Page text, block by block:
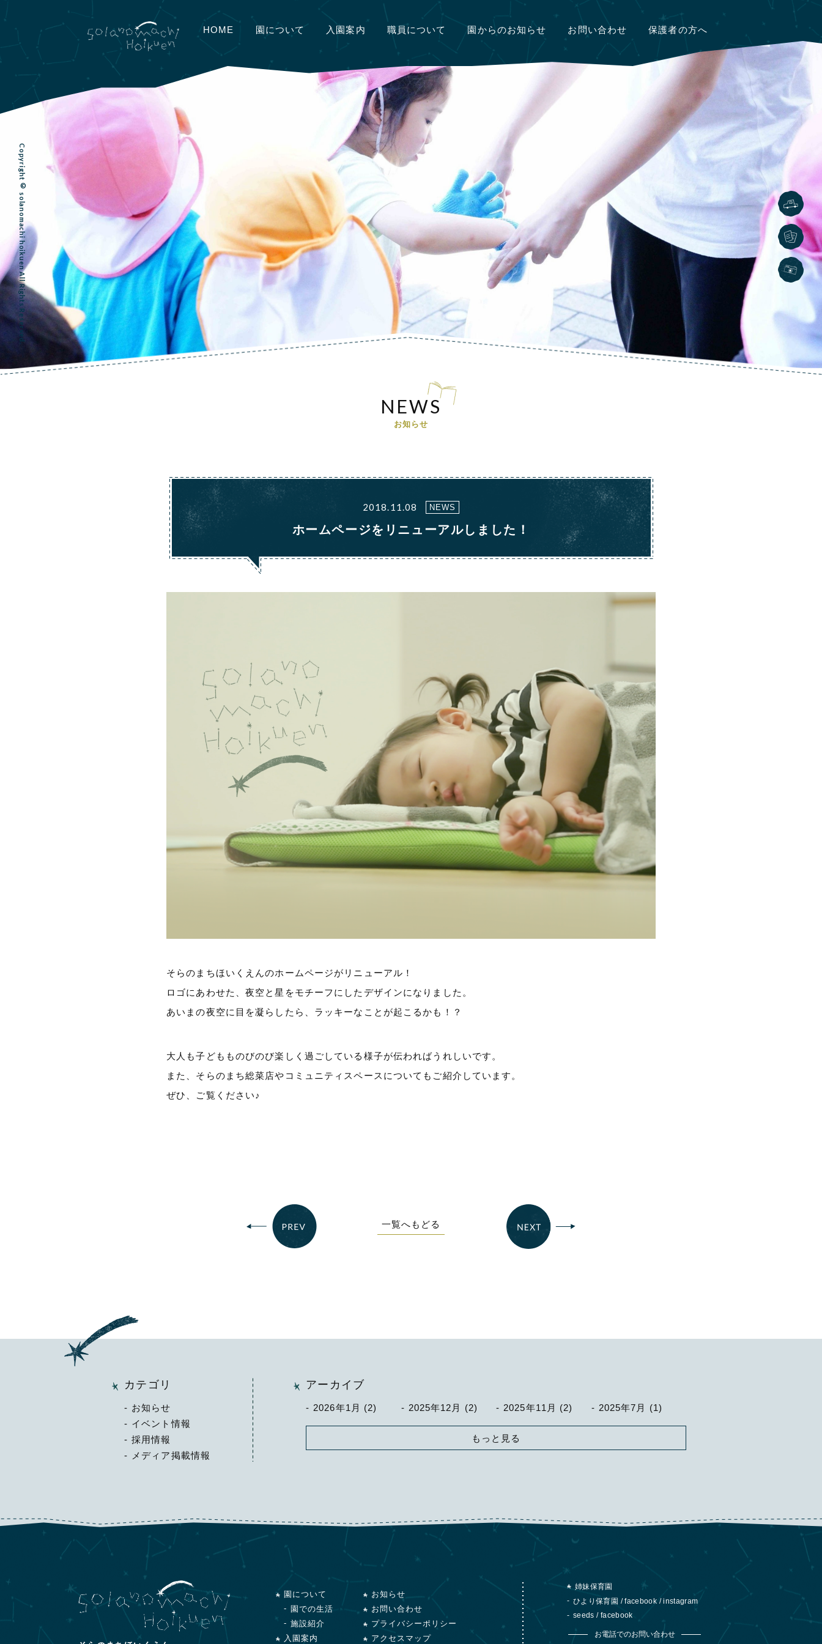
HOME 園について 入園案内 職員について 園からのお知らせ お問い合わせ 保護者の方へ
Copyright © solanomachi hoikuen All Rights Reserved.
NEWS
お知らせ
2018.11.08 NEWS
ホームページをリニューアルしました！
そらのまちほいくえんのホームページがリニューアル！
ロゴにあわせた、夜空と星をモチーフにしたデザインになりました。
あいまの夜空に目を凝らしたら、ラッキーなことが起こるかも！？
大人も子どもものびのび楽しく過ごしている様子が伝わればうれしいです。
また、そらのまち総菜店やコミュニティスペースについてもご紹介しています。
ぜひ、ご覧ください♪
一覧へもどる
カテゴリ
お知らせ
イベント情報
採用情報
メディア掲載情報
アーカイブ
2026年1月 (2) 2025年12月 (2) 2025年11月 (2) 2025年7月 (1)
もっと見る
園について
園での生活
施設紹介
入園案内
お知らせ
お問い合わせ
プライバシーポリシー
アクセスマップ
姉妹保育園
ひより保育園 /facebook /instagram
seeds / facebook
お電話でのお問い合わせ